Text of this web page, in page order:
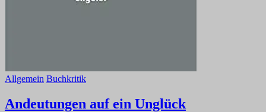
Allgemein Buchkritik
Andeutungen auf ein Unglück